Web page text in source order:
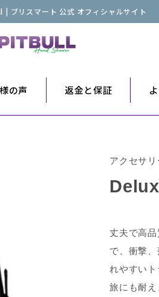
ブリスマート 公式 オフィシャルサイト
の声 返金と保証
アクセサリ
丈夫で高
で、衝撃
れやすい
旅にも耐